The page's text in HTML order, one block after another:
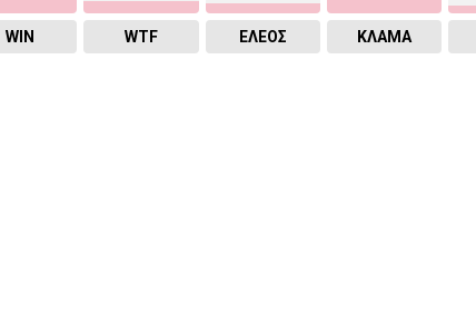
WIN WTF ΕΛΕΟΣ ΚΛΑΜΑ